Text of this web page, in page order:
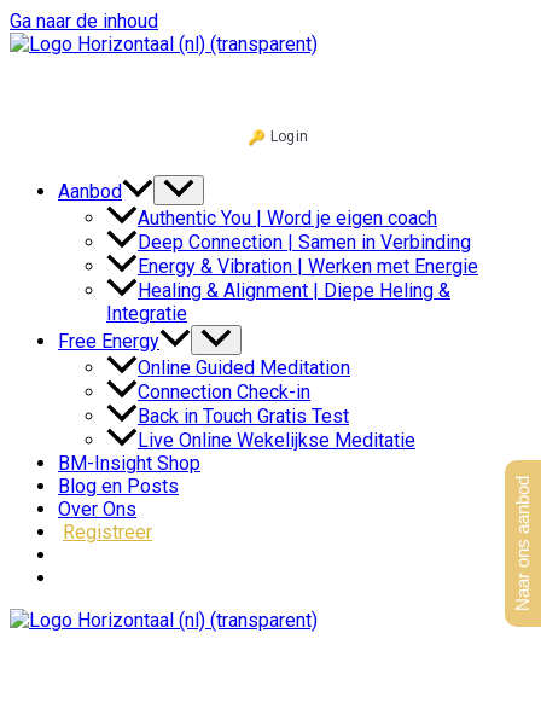
Ga naar de inhoud
Login
Aanbod
Authentic You | Word je eigen coach
Deep Connection | Samen in Verbinding
Energy & Vibration | Werken met Energie
Healing & Alignment | Diepe Heling &
Integratie
Free Energy
Online Guided Meditation
Connection Check-in
Back in Touch Gratis Test
Live Online Wekelijkse Meditatie
BM-Insight Shop
Blog en Posts
Over Ons
Registreer
Naar ons aanbod